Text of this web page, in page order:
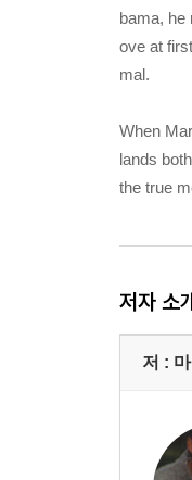
bama, he
ove at
mal.
When
lands
the true
저자 소
저 :